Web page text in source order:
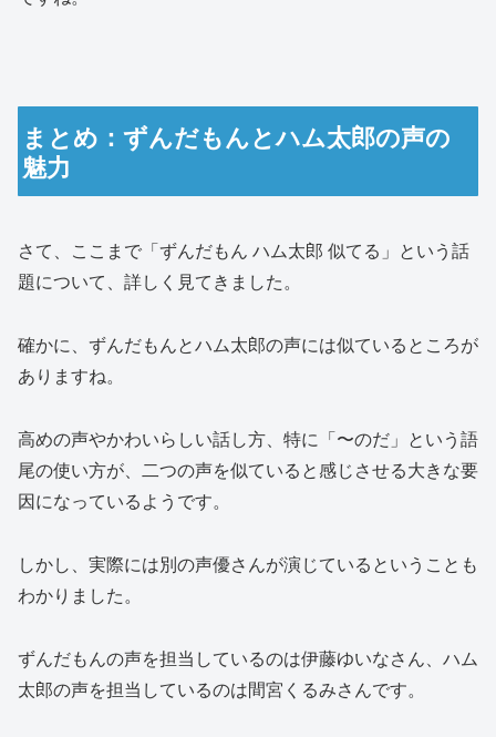
まとめ：ずんだもんとハム太郎の声の
魅力
さて、ここまで「ずんだもん ハム太郎 似てる」という話
題について、詳しく見てきました。
確かに、ずんだもんとハム太郎の声には似ているところが
ありますね。
高めの声やかわいらしい話し方、特に「〜のだ」という語
尾の使い方が、二つの声を似ていると感じさせる大きな要
因になっているようです。
しかし、実際には別の声優さんが演じているということも
わかりました。
ずんだもんの声を担当しているのは伊藤ゆいなさん、ハム
太郎の声を担当しているのは間宮くるみさんです。